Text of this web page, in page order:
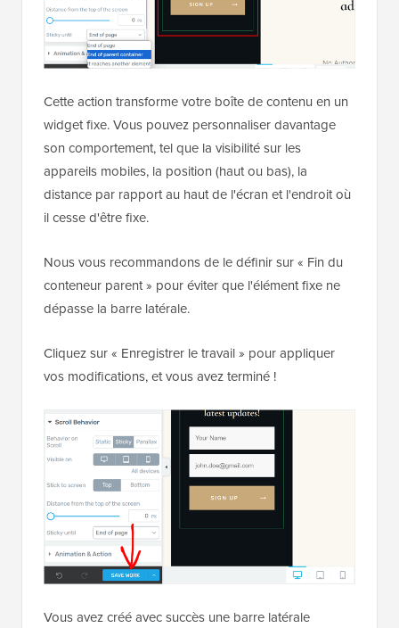
Cette action transforme votre boîte de contenu en un
widget fixe. Vous pouvez personnaliser davantage
son comportement, tel que la visibilité sur les
appareils mobiles, la position (haut ou bas), la
distance par rapport au haut de l'écran et l'endroit où
il cesse d'être fixe.
Nous vous recommandons de le définir sur « Fin du
conteneur parent » pour éviter que l'élément fixe ne
dépasse la barre latérale.
Cliquez sur « Enregistrer le travail » pour appliquer
vos modifications, et vous avez terminé !
Vous avez créé avec succès une barre latérale